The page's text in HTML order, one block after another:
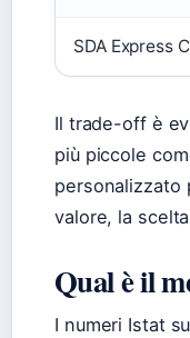
SDA Express
Il trade-off è
più piccole
personalizzato
valore, la
Qual è il
I numeri Istat